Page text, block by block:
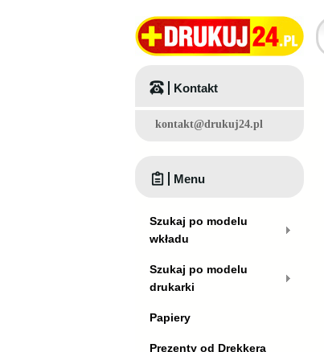
Kontakt
kontakt@drukuj24.pl
Menu
Szukaj po modelu
wkładu
Szukaj po modelu
drukarki
Papiery
Prezenty od Drekkera